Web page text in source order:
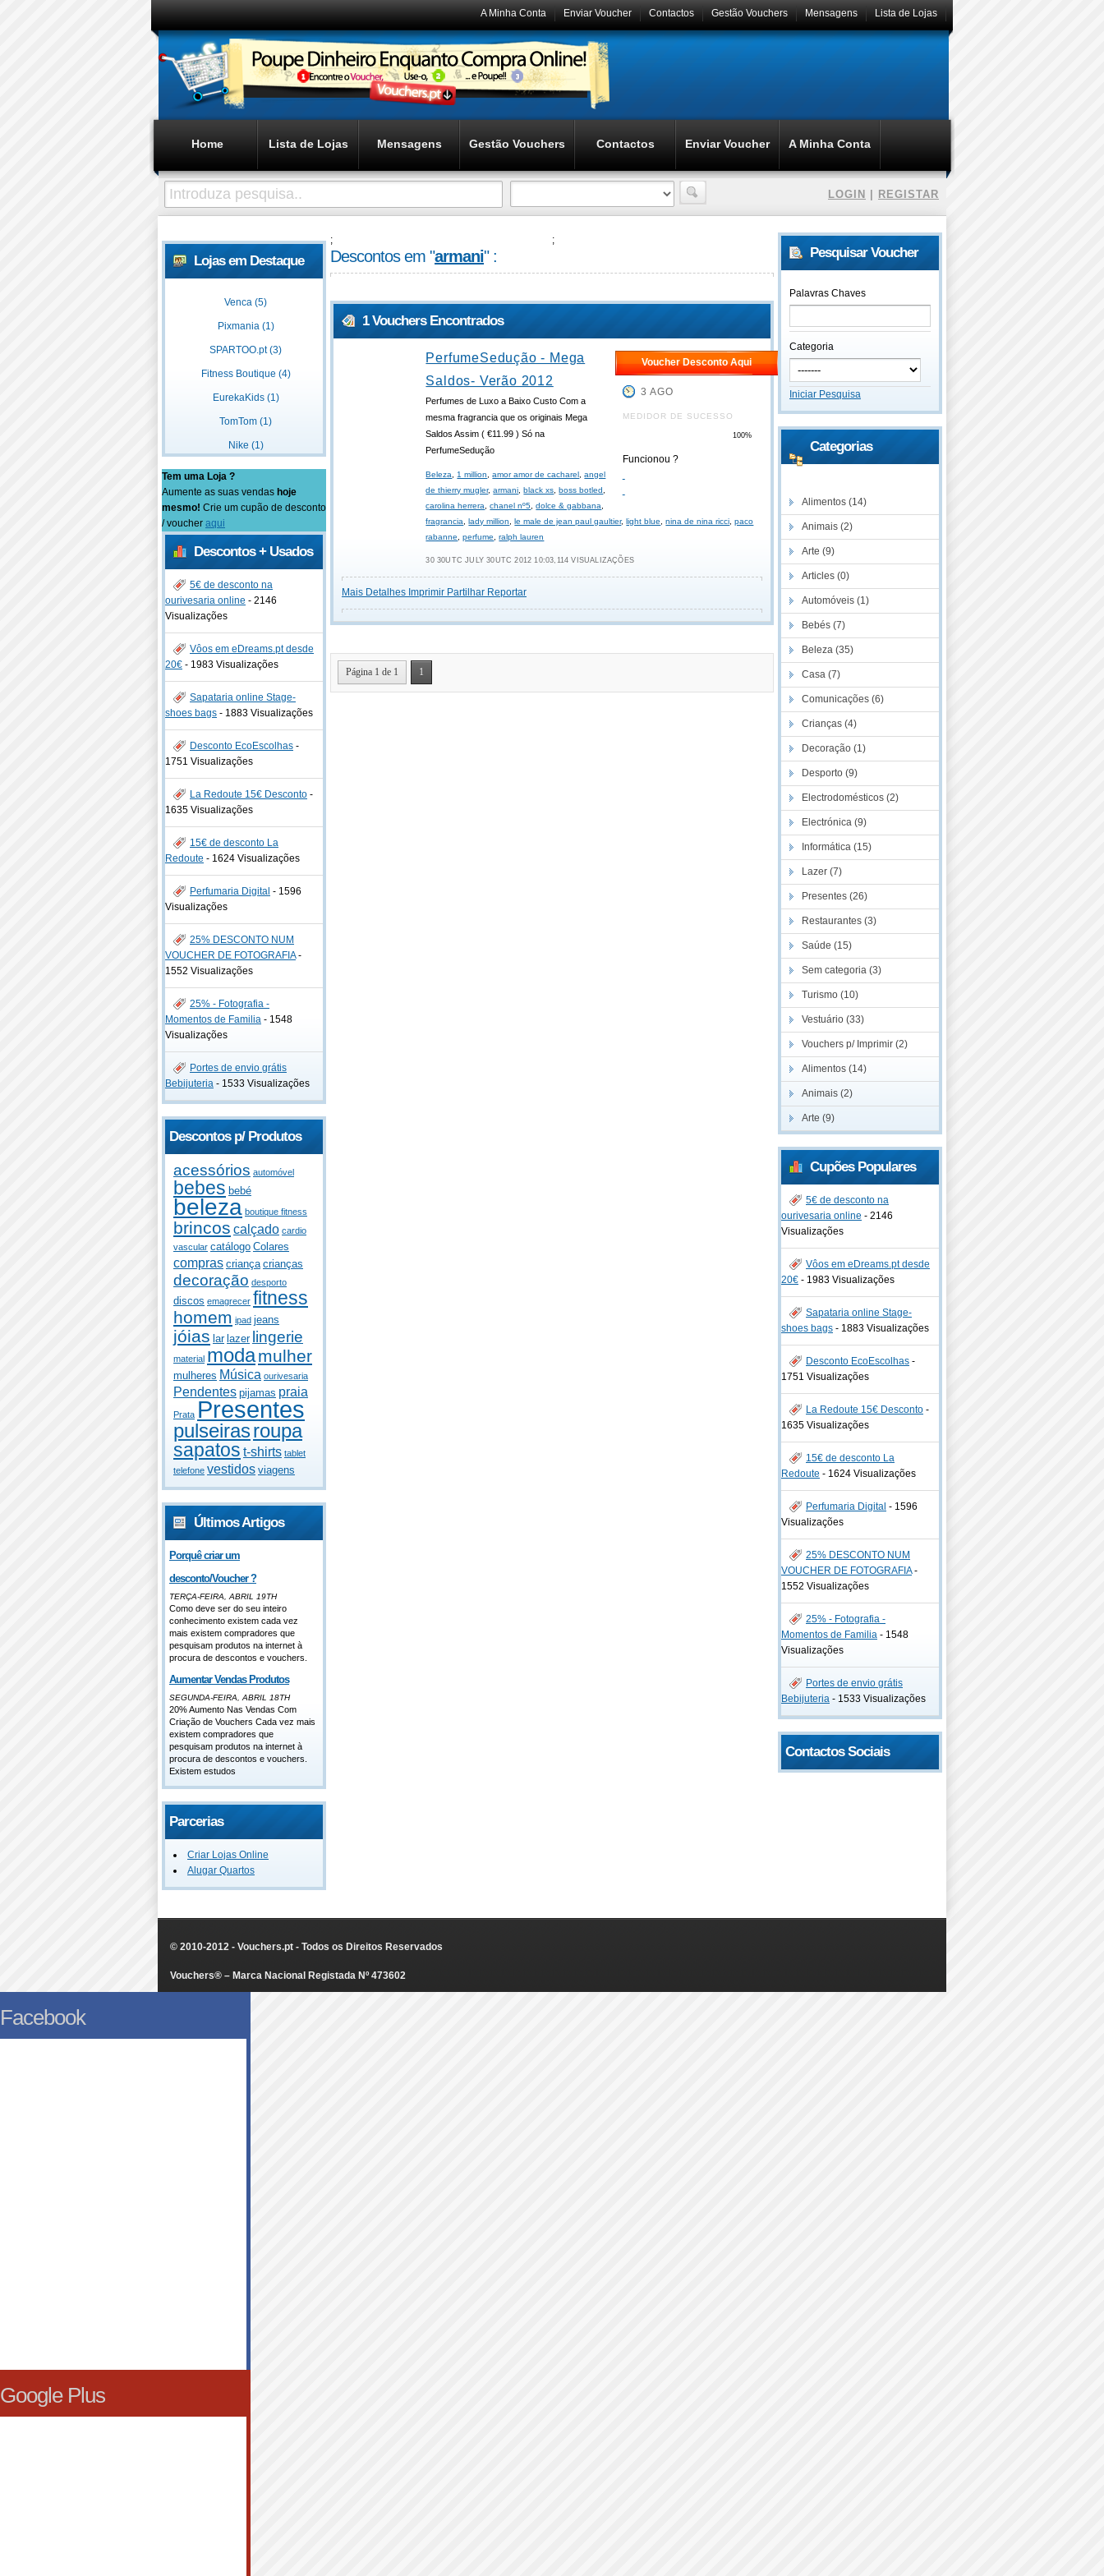
Lista de Lojas
Mensagens
Gestão Vouchers
Contactos
Enviar Voucher
A Minha Conta
Home Lista de Lojas Mensagens Gestão Vouchers Contactos Enviar Voucher A Minha Conta
LOGIN REGISTAR
Lojas em Destaque
Venca (5)
Pixmania (1)
SPARTOO.pt (3)
Fitness Boutique (4)
EurekaKids (1)
TomTom (1)
Nike (1)
Tem uma Loja ?
Aumente as suas vendas hoje
mesmo! Crie um cupão de desconto
/ voucher aqui
Descontos + Usados
5€ de desconto na
ourivesaria online - 2146
Visualizações
Vôos em eDreams.pt desde
20€ - 1983 Visualizações
Sapataria online Stage-
shoes bags - 1883 Visualizações
Desconto EcoEscolhas -
1751 Visualizações
La Redoute 15€ Desconto -
1635 Visualizações
15€ de desconto La
Redoute - 1624 Visualizações
Perfumaria Digital - 1596
Visualizações
25% DESCONTO NUM
VOUCHER DE FOTOGRAFIA-
1552 Visualizações
25% - Fotografia -
Momentos de Familia - 1548
Visualizações
Portes de envio grátis
Bebijuteria - 1533 Visualizações
Descontos p/ Produtos
acessórios automóvel
bebes bebé
beleza boutique fitness
brincos calçado cardio
vascular catálogo Colares
compras criança crianças
decoração desporto
discos emagrecer fitness
homem ipad jeans
jóias lar lazer lingerie
material modamulher
mulheres Música ourivesaria
Pendentes pijamas praia
Prata Presentes
pulseirasroupa
sapatos t-shirts tablet
telefone vestidos viagens
Últimos Artigos
Porquê criar um
desconto/Voucher ?
TERÇA-FEIRA, ABRIL 19TH
Como deve ser do seu inteiro
conhecimento existem cada vez
mais existem compradores que
pesquisam produtos na internet à
procura de descontos e vouchers.
Aumentar Vendas Produtos
SEGUNDA-FEIRA, ABRIL 18TH
20% Aumento Nas Vendas Com
Criação de Vouchers Cada vez mais
existem compradores que
pesquisam produtos na internet à
procura de descontos e vouchers.
Existem estudos
Parcerias
Criar Lojas Online
Alugar Quartos
; ;
Descontos em "armani" :
1 Vouchers Encontrados
Voucher Desconto Aqui
3 AGO
MEDIDOR DE SUCESSO
100%
Funcionou ?
PerfumeSedução - Mega
Saldos- Verão 2012
Perfumes de Luxo a Baixo Custo Com a
mesma fragrancia que os originais Mega
Saldos Assim ( €11.99 ) Só na
PerfumeSedução
Beleza 1 million ,amor amor de cacharel ,angel
de thierry mugler,armani ,black xs ,boss botled
carolina herrera
,chanel nº5 ,dolce & gabbana
fragrancia
,lady million ,le male de jean paul gaultier,light blue ,nina de nina ricci ,paco
rabanne
,perfume ,ralph lauren
30 30UTC JULY 30UTC 2012 10:03,114 VISUALIZAÇÕES
Mais Detalhes Imprimir Partilhar Reportar
Página 1 de 1 1
Pesquisar Voucher
Palavras Chaves
Categoria
Iniciar Pesquisa
Categorias
Alimentos (14)
Animais (2)
Arte (9)
Articles (0)
Automóveis (1)
Bebés (7)
Beleza (35)
Casa (7)
Comunicações (6)
Crianças (4)
Decoração (1)
Desporto (9)
Electrodomésticos (2)
Electrónica (9)
Informática (15)
Lazer (7)
Presentes (26)
Restaurantes (3)
Saúde (15)
Sem categoria (3)
Turismo (10)
Vestuário (33)
Vouchers p/ Imprimir (2)
Alimentos (14)
Animais (2)
Arte (9)
Cupões Populares
5€ de desconto na
ourivesaria online - 2146
Visualizações
Vôos em eDreams.pt desde
20€ - 1983 Visualizações
Sapataria online Stage-
shoes bags - 1883 Visualizações
Desconto EcoEscolhas -
1751 Visualizações
La Redoute 15€ Desconto -
1635 Visualizações
15€ de desconto La
Redoute - 1624 Visualizações
Perfumaria Digital - 1596
Visualizações
25% DESCONTO NUM
VOUCHER DE FOTOGRAFIA-
1552 Visualizações
25% - Fotografia -
Momentos de Familia - 1548
Visualizações
Portes de envio grátis
Bebijuteria - 1533 Visualizações
Contactos Sociais
© 2010-2012 - Vouchers.pt - Todos os Direitos Reservados
Vouchers® – Marca Nacional Registada Nº 473602
Facebook
Google Plus